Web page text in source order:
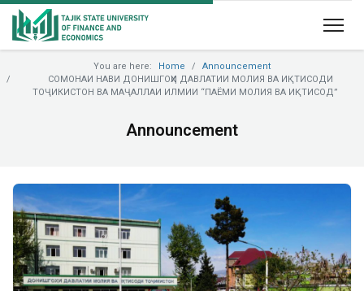
You are here: Home
Announcement
СОМОНАИ НАВИ ДОНИШГОҲИ ДАВЛАТИИ МОЛИЯ ВА ИҚТИСОДИ
ТОҶИКИСТОН ВА МАҶАЛЛАИ ИЛМИИ “ПАЁМИ МОЛИЯ ВА ИҚТИСОД”
Announcement